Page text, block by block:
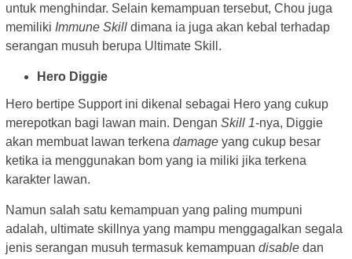
untuk menghindar. Selain kemampuan tersebut, Chou juga
memiliki Immune Skill dimana ia juga akan kebal terhadap
serangan musuh berupa Ultimate Skill.
Hero Diggie
Hero bertipe Support ini dikenal sebagai Hero yang cukup
merepotkan bagi lawan main. Dengan Skill 1-nya, Diggie
akan membuat lawan terkena damage yang cukup besar
ketika ia menggunakan bom yang ia miliki jika terkena
karakter lawan.
Namun salah satu kemampuan yang paling mumpuni
adalah, ultimate skillnya yang mampu menggagalkan segala
jenis serangan musuh termasuk kemampuan disable dan